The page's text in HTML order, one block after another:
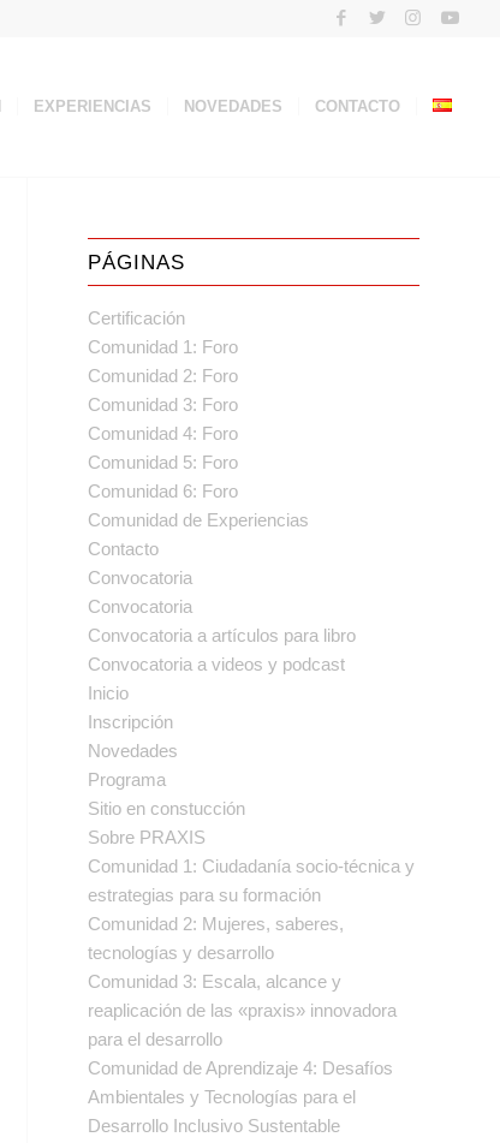
EXPERIENCIAS NOVEDADES CONTACTO
PÁGINAS
Certificación
Comunidad 1: Foro
Comunidad 2: Foro
Comunidad 3: Foro
Comunidad 4: Foro
Comunidad 5: Foro
Comunidad 6: Foro
Comunidad de Experiencias
Contacto
Convocatoria
Convocatoria
Convocatoria a artículos para libro
Convocatoria a videos y podcast
Inicio
Inscripción
Novedades
Programa
Sitio en constucción
Sobre PRAXIS
Comunidad 1: Ciudadanía socio-técnica y
estrategias para su formación
Comunidad 2: Mujeres, saberes,
tecnologías y desarrollo
Comunidad 3: Escala, alcance y
reaplicación de las «praxis» innovadora
para el desarrollo
Comunidad de Aprendizaje 4: Desafíos
Ambientales y Tecnologías para el
Desarrollo Inclusivo Sustentable